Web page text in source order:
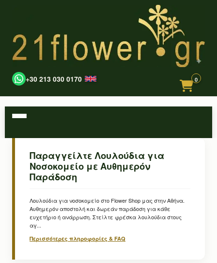
+30 213 030 0170 0
Παραγγείλτε Λουλούδια για
Νοσοκομείο με Αυθημερόν
Παράδοση
Λουλούδια για νοσοκομείο στο Flower Shop μας στην Αθήνα.
Αυθημερόν αποστολή και δωρεάν παράδοση για κάθε
ευχετήριο ή ανάρρωση. Στείλτε φρέσκα λουλούδια στους
αγ...
Περισσότερες πληροφορίες & FAQ